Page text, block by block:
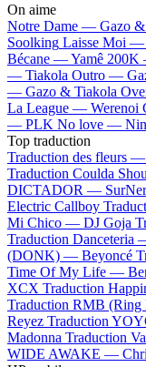
On aime
Notre Dame — Gazo
Soolking Laisse Moi —
Bécane —Yamê
— Tiakola Outro —
— Gazo & Tiakola
La League — Werenoi
— PLK No love —
Top traduction
Traduction des fleurs —
Traduction Coulda
DICTADOR —
Electric Callboy
Mi Chico — DJ Goja
Traduction Danceteria
(DONK) — Beyoncé
Time Of My Life —
XCX Traduction
Traduction RMB
Reyez Traduction
Madonna Traduction
WIDE AWAKE —